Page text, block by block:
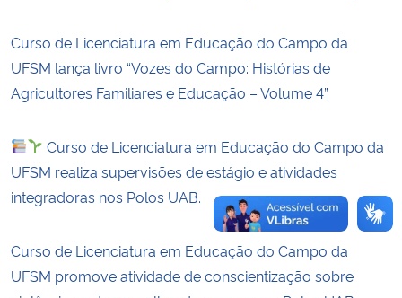
Gabinete de Segurança Institucional
Advocacia-Geral da União
Banco Central do Brasil
Planalto
Curso de Licenciatura em Educação do Campo da
UFSM lança livro “Vozes do Campo: Histórias de
Agricultores Familiares e Educação – Volume 4”.
Curso de Licenciatura em Educação do Campo da
UFSM realiza supervisões de estágio e atividades
integradoras nos Polos UAB.
Curso de Licenciatura em Educação do Campo da
UFSM promove atividade de conscientização sobre